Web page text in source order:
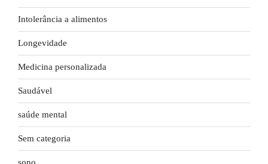
Intolerância a alimentos
Longevidade
Medicina personalizada
Saudável
saúde mental
Sem categoria